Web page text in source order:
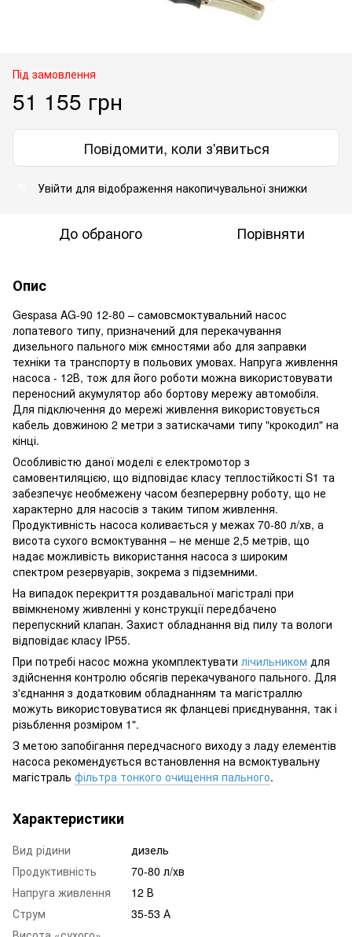
Під замовлення
51 155 грн
Повідомити, коли з'явиться
Увійти для відображення накопичувальної знижки
До обраного Порівняти
Опис
Gespasa AG-90 12-80 – самовсмоктувальний насос
лопатевого типу, призначений для перекачування
дизельного пального між ємностями або для заправки
техніки та транспорту в польових умовах. Напруга живлення
насоса - 12В, тож для його роботи можна використовувати
переносний акумулятор або бортову мережу автомобіля.
Для підключення до мережі живлення використовується
кабель довжиною 2 метри з затискачами типу "крокодил" на
кінці.
Особливістю даної моделі є електромотор з
самовентиляцією, що відповідає класу теплостійкості S1 та
забезпечує необмежену часом безперервну роботу, що не
характерно для насосів з таким типом живлення.
Продуктивність насоса коливається у межах 70-80 л/хв, а
висота сухого всмоктування – не менше 2,5 метрів, що
надає можливість використання насоса з широким
спектром резервуарів, зокрема з підземними.
На випадок перекриття роздавальної магістралі при
ввімкненому живленні у конструкції передбачено
перепускний клапан. Захист обладнання від пилу та вологи
відповідає класу IP55.
При потребі насос можна укомплектувати лічильником для
здійснення контролю обсягів перекачуваного пального. Для
з'єднання з додатковим обладнанням та магістраллю
можуть використовуватися як фланцеві приєднування, так і
різьблення розміром 1".
З метою запобігання передчасного виходу з ладу елементів
насоса рекомендується встановлення на всмоктувальну
магістраль фільтра тонкого очищення пального.
Характеристики
Вид рідини
дизель
Продуктивність
70-80 л/хв
Напруга живлення
12 В
Струм
35-53 А